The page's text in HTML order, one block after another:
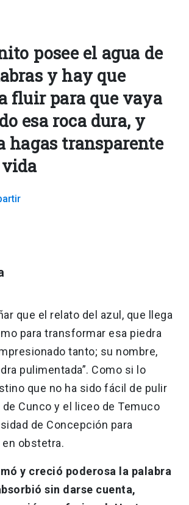
posee el agua de
y hay que
fluir para que vaya
esa roca dura, y
hagas transparente
que el relato del azul, que llega
para transformar esa piedra
tanto; su nombre,
pulimentada”. Como si lo
que no ha sido fácil de pulir
Cunco y el liceo de Temuco
de Concepción para
obstetra.
y creció poderosa la palabra
sin darse cuenta,